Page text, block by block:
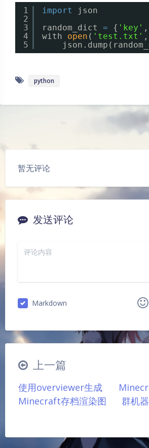
夜间模式
日落
1
2
3
4
5
import
json
random_dict = { 'key' ,
with open ( 'test.txt' ,
python
豆
暂无评论
发送评论
Markdown
|´・ω・)ノ ヾ(≧∇≦*)ゝ
∠( ᐛ 」∠)＿
୧(๑•̀⌄•́๑)૭
(ノ
(´இ皿இ｀)
⌇●﹏●⌇
(ฅ´ω`ฅ)
ヾ(´･ ･｀｡)ノ"
( ง ᵒ̌皿ᵒ̌)ง⁼³₌₃
上一篇
使用overviewer生成
Minecraft存档渲染图
群机